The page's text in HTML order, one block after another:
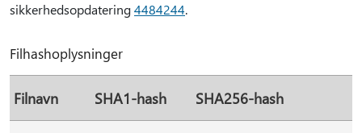
sikkerhedsopdatering4484244.
Filhashoplysninger
Filnavn SHA1-hash SHA256-hash